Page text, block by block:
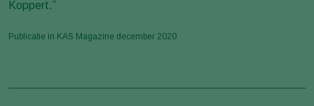
Koppert.”
Publicatie in KAS Magazine december 2020